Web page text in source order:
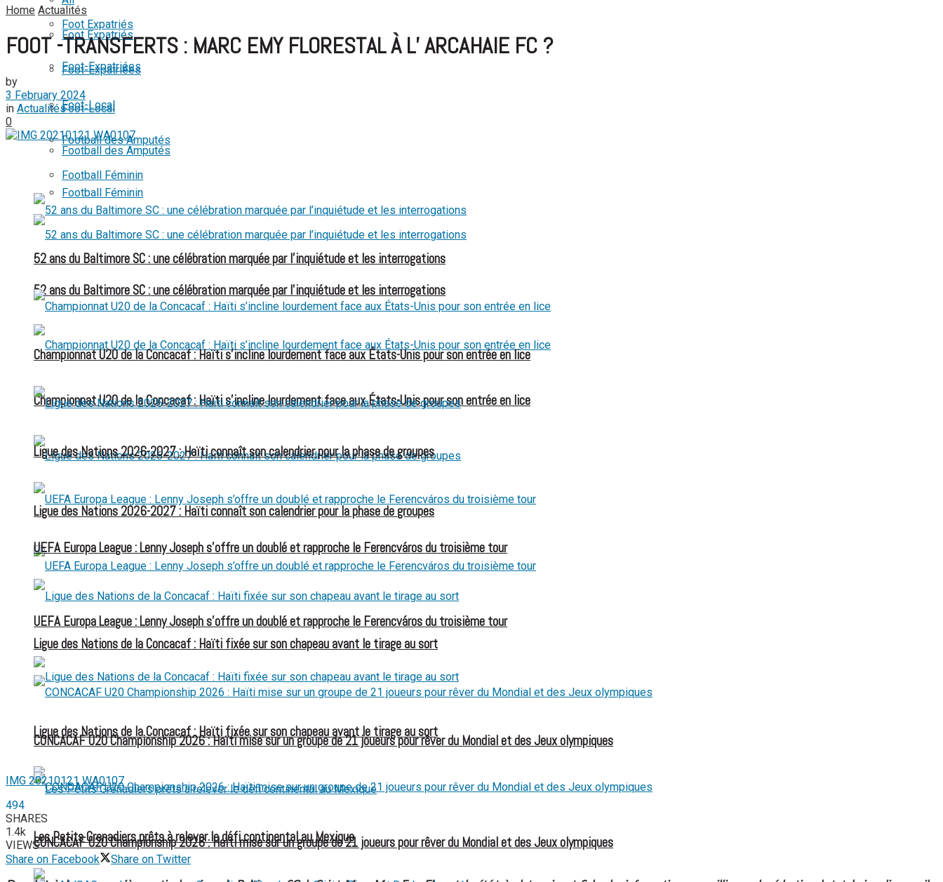
Foot Expatriés
Foot-Expatriées
Foot-Local
Football des Amputés
Football Féminin
52 ans du Baltimore SC : une célébration marquée par l’inquiétude et les interrogations
Championnat U20 de la Concacaf : Haïti s’incline lourdement face aux États-Unis pour son entrée en lice
Ligue des Nations 2026-2027 : Haïti connaît son calendrier pour la phase de groupes
UEFA Europa League : Lenny Joseph s’offre un doublé et rapproche le Ferencváros du troisième tour
Ligue des Nations de la Concacaf : Haïti fixée sur son chapeau avant le tirage au sort
CONCACAF U20 Championship 2026 : Haïti mise sur un groupe de 21 joueurs pour rêver du Mondial et des Jeux olympiques
Foot Expatriés
Foot-Expatriées
Foot-Local
Football des Amputés
Football Féminin
52 ans du Baltimore SC : une célébration marquée par l’inquiétude et les interrogations
Championnat U20 de la Concacaf : Haïti s’incline lourdement face aux États-Unis pour son entrée en lice
Ligue des Nations 2026-2027 : Haïti connaît son calendrier pour la phase de groupes
UEFA Europa League : Lenny Joseph s’offre un doublé et rapproche le Ferencváros du troisième tour
Ligue des Nations de la Concacaf : Haïti fixée sur son chapeau avant le tirage au sort
CONCACAF U20 Championship 2026 : Haïti mise sur un groupe de 21 joueurs pour rêver du Mondial et des Jeux olympiques
Les Petits Grenadiers prêts à relever le défi continental au Mexique
View All Result
Home Actualités
FOOT -TRANSFERTS : MARC EMY FLORESTAL À L’ ARCAHAIE FC ?
by
3 February 2024
in Actualités
0
IMG 20210121 WA0107
494
SHARES
1.4k
VIEWS
Share on Facebook
Share on Twitter